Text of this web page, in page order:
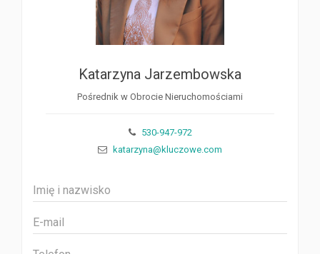
Katarzyna Jarzembowska
Pośrednik w Obrocie Nieruchomościami
530-947-972
katarzyna@kluczowe.com